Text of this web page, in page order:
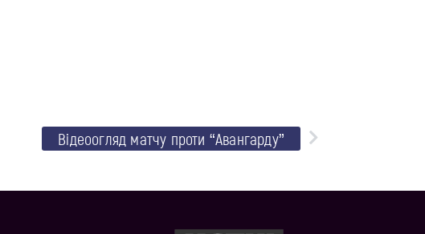
Відеоогляд матчу проти “Авангарду”